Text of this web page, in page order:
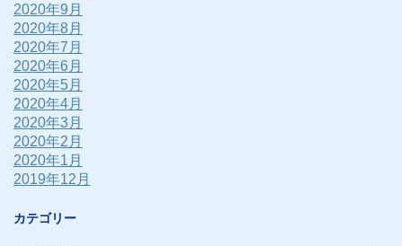
2020年9月
2020年8月
2020年7月
2020年6月
2020年5月
2020年4月
2020年3月
2020年2月
2020年1月
2019年12月
カテゴリー